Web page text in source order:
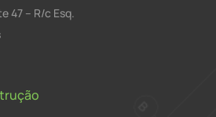
47 – R/c Esq.